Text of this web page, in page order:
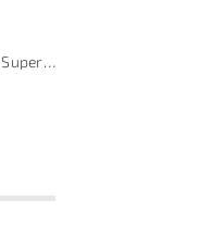
Koch Chemie Cockpit Super Pflege - ošetření vnitřních plastů, objem: 1 L